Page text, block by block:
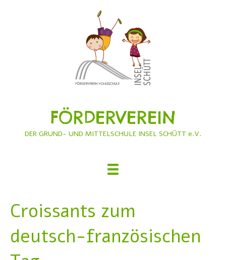
FÖRDERVEREIN
DER GRUND- UND MITTELSCHULE INSEL SCHÜTT e.V.
Croissants zum
deutsch-französischen